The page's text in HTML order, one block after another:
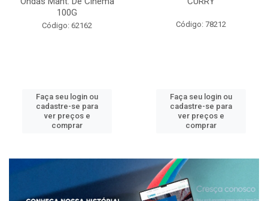
100G
Código: 62162
Faça seu login ou
cadastre-se para
ver preços e
comprar
Código: 78212
Faça seu login ou
cadastre-se para
ver preços e
comprar